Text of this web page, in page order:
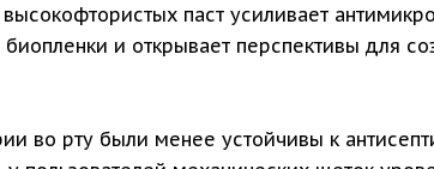
паст усиливает
и открывает перспективы для
во рту были менее устойчивы к